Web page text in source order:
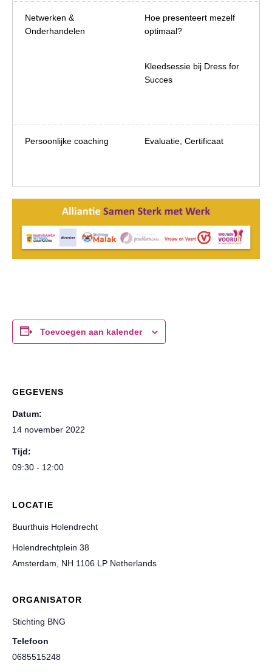
Netwerken &
Onderhandelen
Hoe presenteert mezelf
optimaal?
Kleedsessie bij Dress for
Succes
Persoonlijke coaching Evaluatie, Certificaat
Toevoegen aan kalender
GEGEVENS
Datum:
14 november 2022
Tijd:
09:30 - 12:00
LOCATIE
Buurthuis Holendrecht
Holendrechtplein 38
Amsterdam
NH 1106 LP Netherlands
ORGANISATOR
Stichting BNG
Telefoon
0685515248